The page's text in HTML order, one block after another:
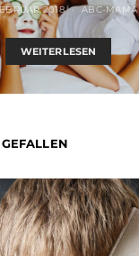
2018 ABC-MAMA
WEITERLESEN